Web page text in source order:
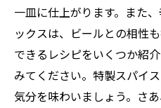
一皿に仕上がります。また
ックスは、ビールとの相性
できるレシピをいくつか紹
みてください。特製スパイ
気分を味わいましょう。さ